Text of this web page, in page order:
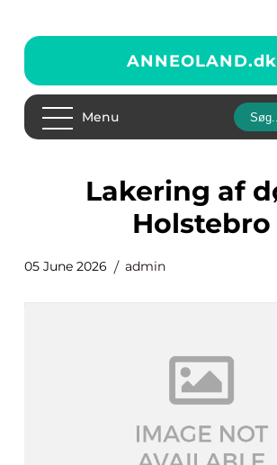
ANNEOLAND.dk
Menu
Lakering af døre
Holstebro
05 June 2026 admin